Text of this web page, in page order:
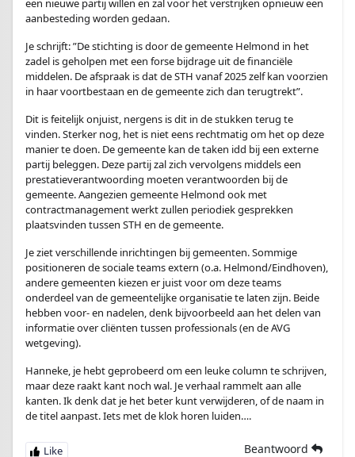
een nieuwe partij willen en zal voor het verstrijken opnieuw een
aanbesteding worden gedaan.
Je schrijft: ”De stichting is door de gemeente Helmond in het
zadel is geholpen met een forse bijdrage uit de financiële
middelen. De afspraak is dat de STH vanaf 2025 zelf kan voorzien
in haar voortbestaan en de gemeente zich dan terugtrekt”.
Dit is feitelijk onjuist, nergens is dit in de stukken terug te
vinden. Sterker nog, het is niet eens rechtmatig om het op deze
manier te doen. De gemeente kan de taken idd bij een externe
partij beleggen. Deze partij zal zich vervolgens middels een
prestatieverantwoording moeten verantwoorden bij de
gemeente. Aangezien gemeente Helmond ook met
contractmanagement werkt zullen periodiek gesprekken
plaatsvinden tussen STH en de gemeente.
Je ziet verschillende inrichtingen bij gemeenten. Sommige
positioneren de sociale teams extern (o.a. Helmond/Eindhoven),
andere gemeenten kiezen er juist voor om deze teams
onderdeel van de gemeentelijke organisatie te laten zijn. Beide
hebben voor- en nadelen, denk bijvoorbeeld aan het delen van
informatie over cliënten tussen professionals (en de AVG
wetgeving).
Hanneke, je hebt geprobeerd om een leuke column te schrijven,
maar deze raakt kant noch wal. Je verhaal rammelt aan alle
kanten. Ik denk dat je het beter kunt verwijderen, of de naam in
de titel aanpast. Iets met de klok horen luiden….
Beantwoord